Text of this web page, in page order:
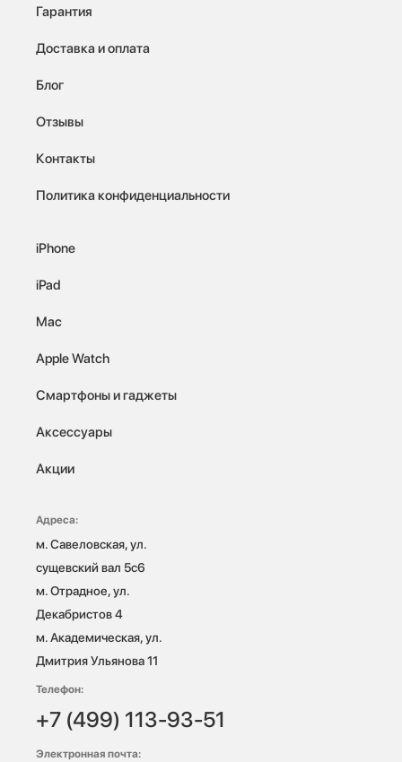
Гарантия
Доставка и оплата
Блог
Отзывы
Контакты
Политика конфиденциальности
iPhone
iPad
Mac
Apple Watch
Смартфоны и гаджеты
Аксессуары
Акции
Адреса:
м. Савеловская, ул.
сущевский вал 5с6
м. Отрадное, ул.
Декабристов 4
м. Академическая, ул.
Дмитрия Ульянова 11
Телефон:
+7 (499) 113-93-51
Электронная почта: